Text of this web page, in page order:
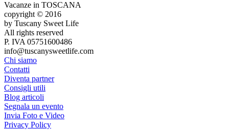
Vacanze in TOSCANA
copyright © 2016
by Tuscany Sweet Life
All rights reserved
P. IVA 05751600486
info@tuscanysweetlife.com
Chi siamo
Contatti
Diventa partner
Consigli utili
Blog articoli
Segnala un evento
Invia Foto e Video
Privacy Policy